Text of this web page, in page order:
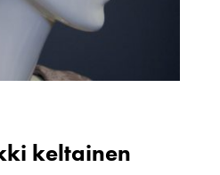
keltainen